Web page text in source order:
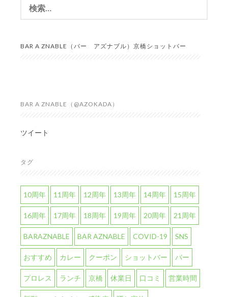
BAR A ZNABLE（バー アズナブル）京橋ショットバー
BAR A ZNABLE（@AZOKADA）
ツイート
タグ
10周年 11周年 12周年 13周年 14周年 15周年
16周年 17周年 18周年 19周年 20周年 21周年
BARAZNABLE BAR AZNABLE COVID-19 SNS
おすすめ カレー クーポン ショットバー バー
プロレス ランチ 京橋 休業日 口コミ 営業時間